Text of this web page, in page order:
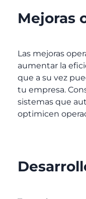
Mejoras
Las mejoras
aumentar la
que a su vez
tu empresa.
sistemas que
optimicen